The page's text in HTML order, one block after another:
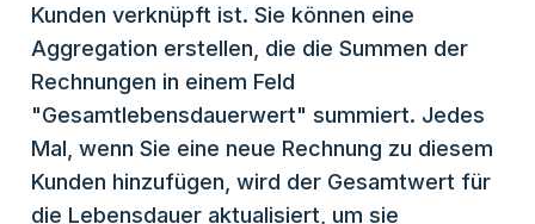
Kunden verknüpft ist. Sie können eine
Aggregation erstellen, die die Summen der
Rechnungen in einem Feld
"Gesamtlebensdauerwert" summiert. Jedes
Mal, wenn Sie eine neue Rechnung zu diesem
Kunden hinzufügen, wird der Gesamtwert für
die Lebensdauer aktualisiert, um sie